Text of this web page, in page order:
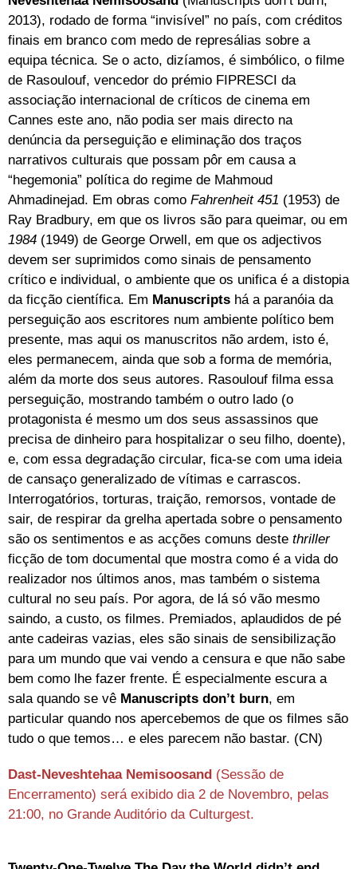
2013), rodado de forma “invisível” no país, com créditos
finais em branco com medo de represálias sobre a
equipa técnica. Se o acto, dizíamos, é simbólico, o filme
de Rasoulouf, vencedor do prémio FIPRESCI da
associação internacional de críticos de cinema em
Cannes este ano, não podia ser mais directo na
denúncia da perseguição e eliminação dos traços
narrativos culturais que possam pôr em causa a
“hegemonia” política do regime de Mahmoud
Ahmadinejad. Em obras como Fahrenheit 451 (1953) de
Ray Bradbury, em que os livros são para queimar, ou em
1984 (1949) de George Orwell, em que os adjectivos
devem ser suprimidos como sinais de pensamento
crítico e individual, o ambiente que os unifica é a distopia
da ficção científica. Em Manuscripts há a paranóia da
perseguição aos escritores num ambiente político bem
presente, mas aqui os manuscritos não ardem, isto é,
eles permanecem, ainda que sob a forma de memória,
além da morte dos seus autores. Rasoulouf filma essa
perseguição, mostrando também o outro lado (o
protagonista é mesmo um dos seus assassinos que
precisa de dinheiro para hospitalizar o seu filho, doente),
e, com essa degradação circular, fica-se com uma ideia
de cansaço generalizado de vítimas e carrascos.
Interrogatórios, torturas, traição, remorsos, vontade de
sair, de respirar da grelha apertada sobre o pensamento
são os sentimentos e as acções comuns deste thriller
ficção de tom documental que mostra como é a vida do
realizador nos últimos anos, mas também o sistema
cultural no seu país. Por agora, de lá só vão mesmo
saindo, a custo, os filmes. Premiados, aplaudidos de pé
ante cadeiras vazias, eles são sinais de sensibilização
para um mundo que vai vendo a censura e que não sabe
bem como lhe fazer frente. É especialmente escura a
sala quando se vê Manuscripts don’t burn, em
particular quando nos apercebemos de que os filmes são
tudo o que temos… e eles parecem não bastar. (CN)
Dast-Neveshtehaa Nemisoosand (Sessão de
Encerramento) será exibido dia 2 de Novembro, pelas
21:00, no Grande Auditório da Culturgest.